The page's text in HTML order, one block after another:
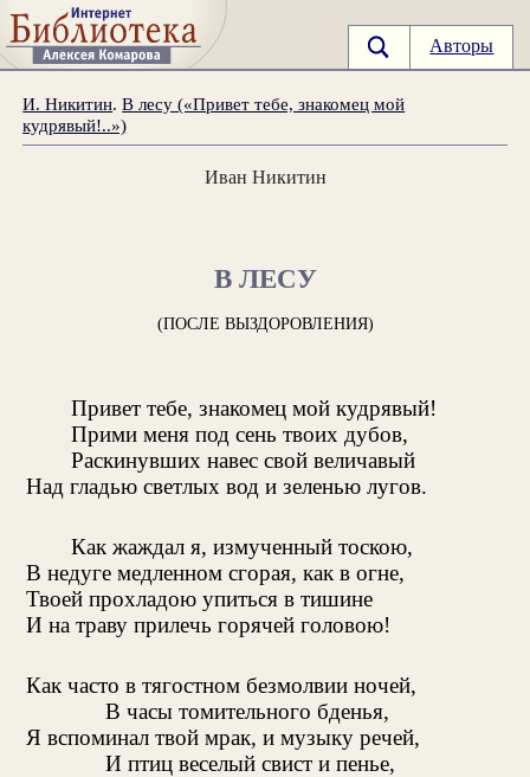
Авторы
И. Никитин.В лесу («Привет тебе, знакомец мой
кудрявый!..»)
Иван Никитин
В ЛЕСУ
(ПОСЛЕ ВЫЗДОРОВЛЕНИЯ)
Привет тебе, знакомец мой кудрявый!
Прими меня под сень твоих дубов,
Раскинувших навес свой величавый
Над гладью светлых вод и зеленью лугов.
Как жаждал я, измученный тоскою,
В недуге медленном сгорая, как в огне,
Твоей прохладою упиться в тишине
И на траву прилечь горячей головою!
Как часто в тягостном безмолвии ночей,
В часы томительного бденья,
Я вспоминал твой мрак, и музыку речей,
И птиц веселый свист и пенье,